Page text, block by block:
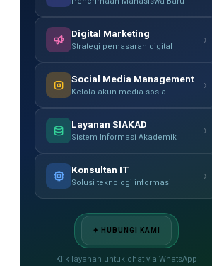
Digital Marketing
Strategi pemasaran digital ›
Social Media Management
Kelola akun media sosial ›
Layanan SIAKAD
Sistem Informasi Akademik ›
Konsultan IT
Solusi teknologi informasi ›
✦ HUBUNGI KAMI
Klik layanan untuk chat via WhatsApp